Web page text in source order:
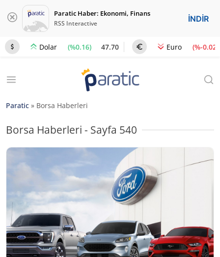
Paratic Haber: Ekonomi, Finans
RSS Interactive İNDİR
Dolar (%0.16) 47.70 Euro (%-0.02)
Paratic » Borsa Haberleri
Borsa Haberleri - Sayfa 540